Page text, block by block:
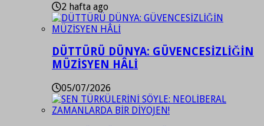
2 hafta ago
DÜTTÜRÜ DÜNYA: GÜVENCESİZLİĞİN
MÜZİSYEN HÂLİ
05/07/2026